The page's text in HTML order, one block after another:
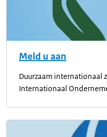
Meld u aan
Duurzaam internationaal
Internationaal